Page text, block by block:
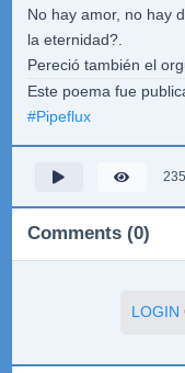
No hay amor, no hay
la eternidad?.
Pereció también el
Este poema fue
#Pipeflux
235
Comments (0)
LOGIN